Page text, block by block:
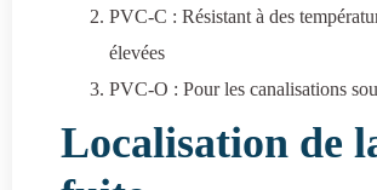
PVC-C : Résistant à des
élevées
PVC-O : Pour les canalisations
Localisation de